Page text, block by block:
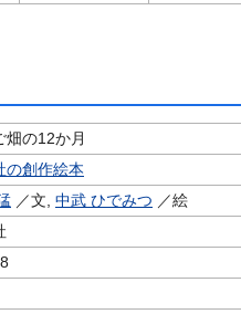
畑の12か月
の創作絵本
／文, 中武 ひでみつ ／絵